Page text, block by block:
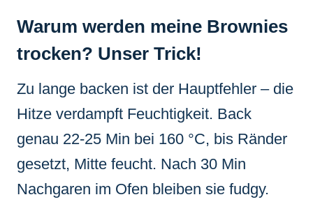
Warum werden meine Brownies
trocken? Unser Trick!
Zu lange backen ist der Hauptfehler – die
Hitze verdampft Feuchtigkeit. Back
genau 22-25 Min bei 160 °C, bis Ränder
gesetzt, Mitte feucht. Nach 30 Min
Nachgaren im Ofen bleiben sie fudgy.